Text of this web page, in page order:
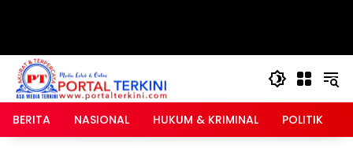
BERITA NASIONAL HUKUM & KRIMINAL POLITIK